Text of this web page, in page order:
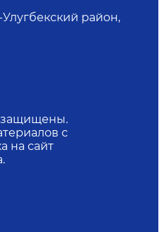
Улугбекский район,
защищены.
с
на сайт